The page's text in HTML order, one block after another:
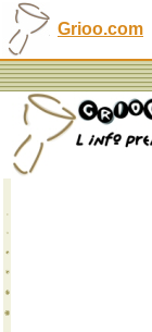
Grioo.com